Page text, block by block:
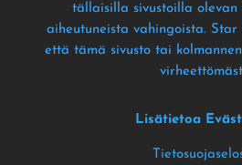
tällaisilla sivustoilla olevan
aiheutuneista vahingoista. Star
että tämä sivusto tai
Lisätietoa